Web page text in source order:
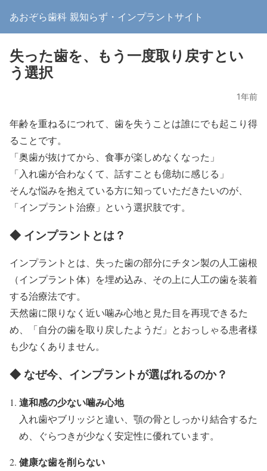
あおぞら歯科 親知らず・インプラントサイト
失った歯を、もう一度取り戻すとい
う選択
1年前
年齢を重ねるにつれて、歯を失うことは誰にでも起こり得
ることです。
「奥歯が抜けてから、食事が楽しめなくなった」
「入れ歯が合わなくて、話すことも億劫に感じる」
そんな悩みを抱えている方に知っていただきたいのが、
「インプラント治療」という選択肢です。
◆ インプラントとは？
インプラントとは、失った歯の部分にチタン製の人工歯根
（インプラント体）を埋め込み、その上に人工の歯を装着
する治療法です。
天然歯に限りなく近い噛み心地と見た目を再現できるた
め、「自分の歯を取り戻したようだ」とおっしゃる患者様
も少なくありません。
◆ なぜ今、インプラントが選ばれるのか？
違和感の少ない噛み心地
入れ歯やブリッジと違い、顎の骨としっかり結合するた
め、ぐらつきが少なく安定性に優れています。
健康な歯を削らない